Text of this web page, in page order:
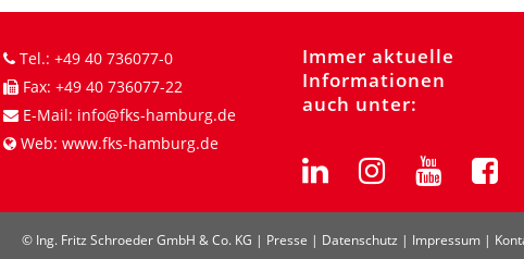
Tel.: +49 40 736077-0
Fax: +49 40 736077-22
E-Mail: info@fks-hamburg.de
Web: www.fks-hamburg.de
Immer aktuelle
Informationen
auch unter:
© Ing. Fritz Schroeder GmbH & Co. KG | Presse | Datenschutz | Impressum|